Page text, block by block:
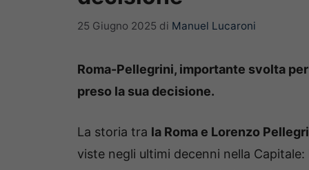
25 Giugno 2025 di Manuel Lucaroni
Roma-Pellegrini, importante svolta
preso la sua decisione.
La storia tra la Roma e Lorenzo
viste negli ultimi decenni nella